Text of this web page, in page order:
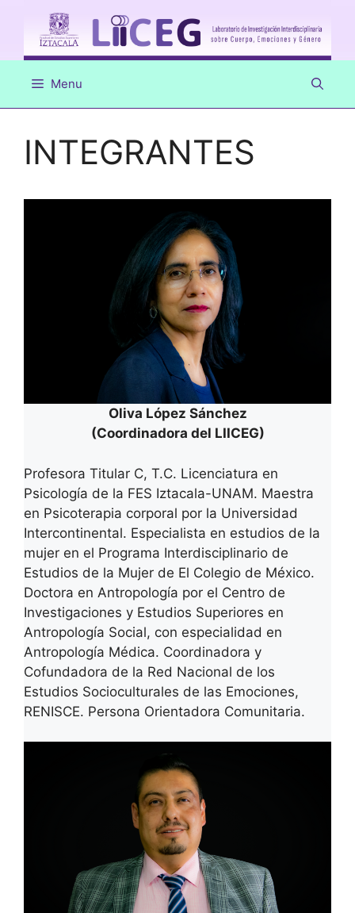
contenido
Menu
INTEGRANTES
Oliva López Sánchez
(Coordinadora del LIICEG)
Profesora Titular C, T.C. Licenciatura en
Psicología de la FES Iztacala-UNAM. Maestra
en Psicoterapia corporal por la Universidad
Intercontinental. Especialista en estudios de la
mujer en el Programa Interdisciplinario de
Estudios de la Mujer de El Colegio de México.
Doctora en Antropología por el Centro de
Investigaciones y Estudios Superiores en
Antropología Social, con especialidad en
Antropología Médica. Coordinadora y
Cofundadora de la Red Nacional de los
Estudios Socioculturales de las Emociones,
RENISCE. Persona Orientadora Comunitaria.